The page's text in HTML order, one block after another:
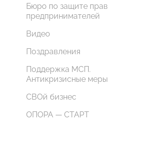
Бюро по защите прав
предпринимателей
Видео
Поздравления
Поддержка МСП.
Антикризисные меры
СВОй бизнес
ОПОРА — СТАРТ